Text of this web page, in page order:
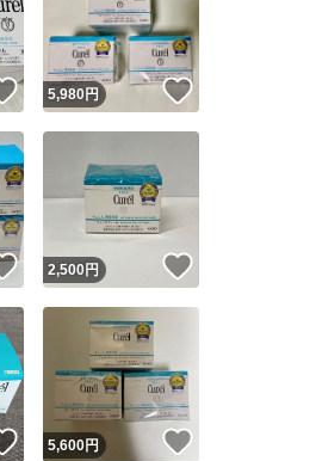
ユーザーの実績について
一定の基準を満たしたユーザーにバッジ
Yahoo!フリマの基準をクリアした安心・
このユーザーはYahoo!フリマの取引を完
このユーザーは他フリマサービスでの取引
この商品の情報をコピーします
転載は禁止 されています
につき1回 です
出品ページへ
いいね！
5,980円
いいね！
2,500円
いいね！
5,600円